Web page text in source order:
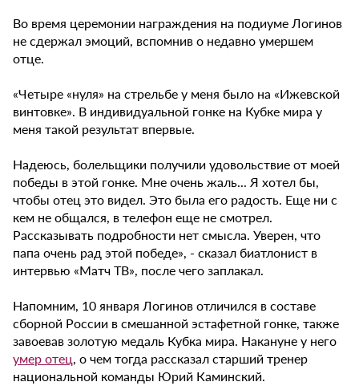
Во время церемонии награждения на подиуме Логинов
не сдержал эмоций, вспомнив о недавно умершем
отце.
«Четыре «нуля» на стрельбе у меня было на «Ижевской
винтовке». В индивидуальной гонке на Кубке мира у
меня такой результат впервые.
Надеюсь, болельщики получили удовольствие от моей
победы в этой гонке. Мне очень жаль... Я хотел бы,
чтобы отец это видел. Это была его радость. Еще ни с
кем не общался, в телефон еще не смотрел.
Рассказывать подробности нет смысла. Уверен, что
папа очень рад этой победе», - сказал биатлонист в
интервью «Матч ТВ», после чего заплакал.
Напомним, 10 января Логинов отличился в составе
сборной России в смешанной эстафетной гонке, также
завоевав золотую медаль Кубка мира. Накануне у него
умер отец, о чем тогда рассказал старший тренер
национальной команды Юрий Каминский.